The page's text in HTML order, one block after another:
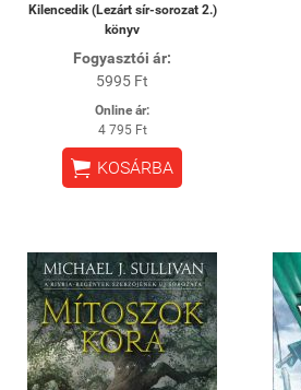
Kilencedik (Lezárt sír-sorozat 2.)
könyv
Fogyasztói ár:
5995 Ft
Online ár:
4 795 Ft
 KOSÁRBA